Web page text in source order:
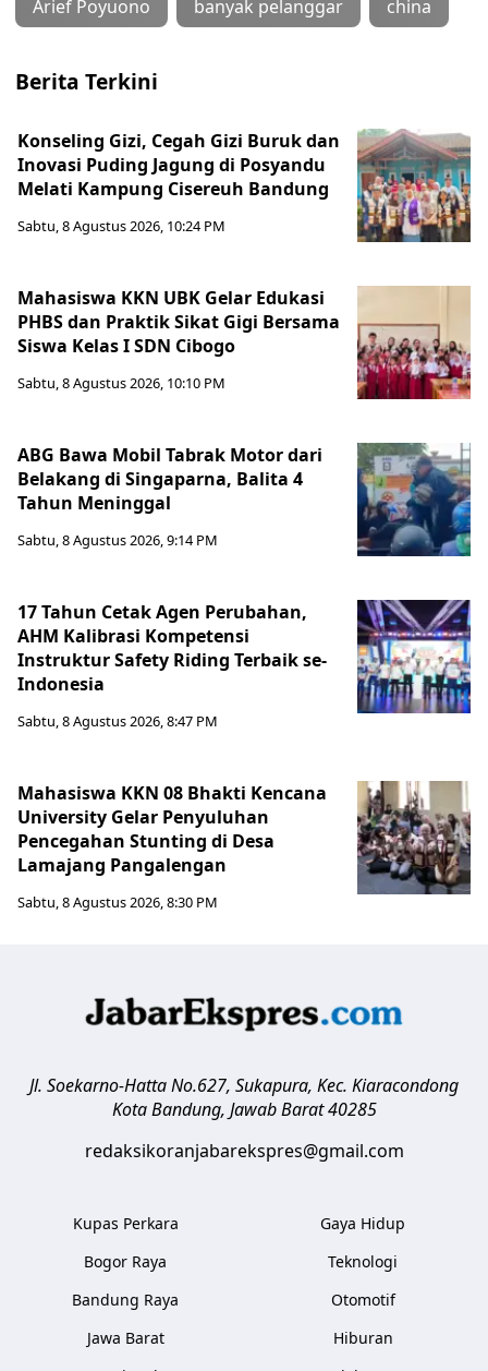
Arief Poyuono banyak pelanggar china
Berita Terkini
Konseling Gizi, Cegah Gizi Buruk dan
Inovasi Puding Jagung di Posyandu
Melati Kampung Cisereuh Bandung
Sabtu, 8 Agustus 2026, 10:24 PM
Mahasiswa KKN UBK Gelar Edukasi
PHBS dan Praktik Sikat Gigi Bersama
Siswa Kelas I SDN Cibogo
Sabtu, 8 Agustus 2026, 10:10 PM
ABG Bawa Mobil Tabrak Motor dari
Belakang di Singaparna, Balita 4
Tahun Meninggal
Sabtu, 8 Agustus 2026, 9:14 PM
17 Tahun Cetak Agen Perubahan,
AHM Kalibrasi Kompetensi
Instruktur Safety Riding Terbaik se-
Indonesia
Sabtu, 8 Agustus 2026, 8:47 PM
Mahasiswa KKN 08 Bhakti Kencana
University Gelar Penyuluhan
Pencegahan Stunting di Desa
Lamajang Pangalengan
Sabtu, 8 Agustus 2026, 8:30 PM
Jl. Soekarno-Hatta No.627, Sukapura, Kec. Kiaracondong
Kota Bandung, Jawab Barat 40285
redaksikoranjabarekspres@gmail.com
Kupas Perkara
Bogor Raya
Bandung Raya
Jawa Barat
Gaya Hidup
Teknologi
Otomotif
Hiburan